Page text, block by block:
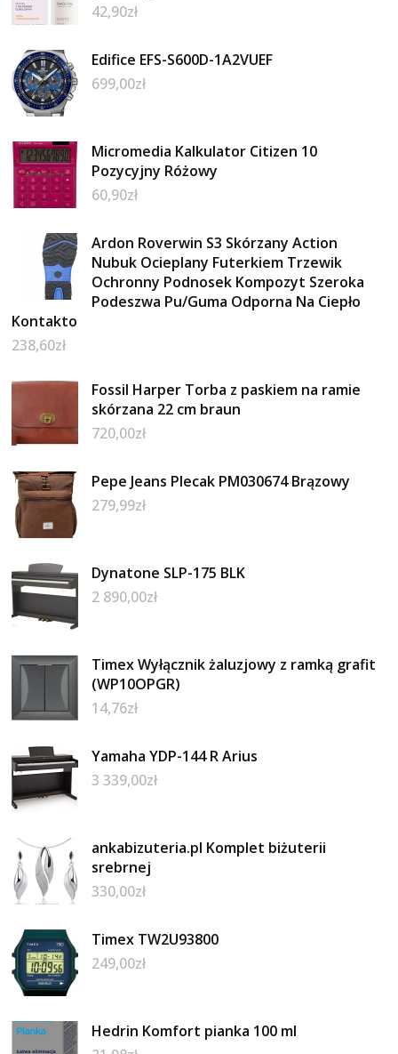
42,90zł
Edifice EFS-S600D-1A2VUEF
699,00zł
Micromedia Kalkulator Citizen 10
Pozycyjny Różowy
60,90zł
Ardon Roverwin S3 Skórzany Action
Nubuk Ocieplany Futerkiem Trzewik
Ochronny Podnosek Kompozyt Szeroka
Podeszwa Pu/Guma Odporna Na Ciepło
Kontakto
238,60zł
Fossil Harper Torba z paskiem na ramie
skórzana 22 cm braun
720,00zł
Pepe Jeans Plecak PM030674 Brązowy
279,99zł
Dynatone SLP-175 BLK
2 890,00zł
Timex Wyłącznik żaluzjowy z ramką grafit
(WP10OPGR)
14,76zł
Yamaha YDP-144 R Arius
3 339,00zł
ankabizuteria.pl Komplet biżuterii
srebrnej
330,00zł
Timex TW2U93800
249,00zł
Hedrin Komfort pianka 100 ml